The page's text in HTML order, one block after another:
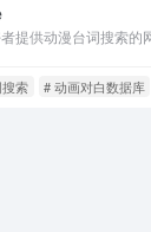
提供动漫台词搜索的
索 # 动画对白数据库